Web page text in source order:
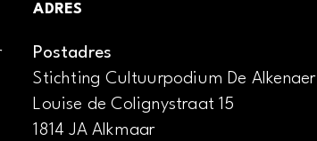
ADRES
Postadres
Stichting Cultuurpodium De Alkenaer
Louise de Colignystraat 15
1814 JA Alkmaar